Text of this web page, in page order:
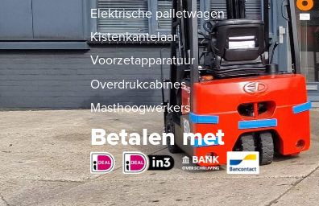
Elektrische palletwagen
Kistenkantelaar
Voorzetapparatuur
Overdrukcabines
Masthoogwerkers
Betalen met